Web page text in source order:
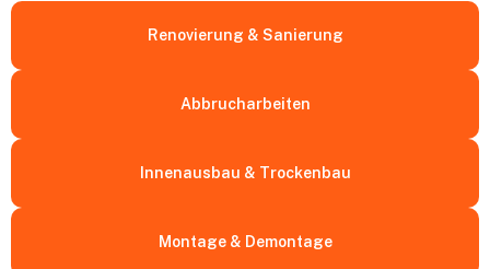
Renovierung & Sanierung
Abbrucharbeiten
Innenausbau & Trockenbau
Montage & Demontage